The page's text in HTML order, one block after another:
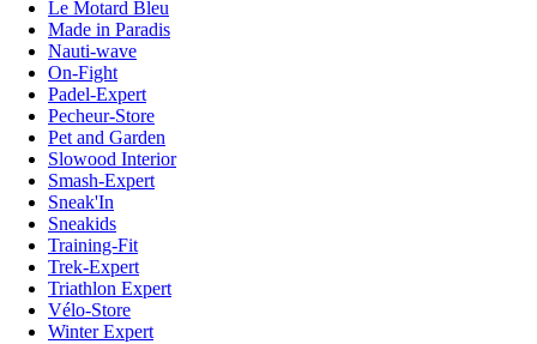
Le Motard Bleu
Made in Paradis
Nauti-wave
On-Fight
Padel-Expert
Pecheur-Store
Pet and Garden
Slowood Interior
Smash-Expert
Sneak'In
Sneakids
Training-Fit
Trek-Expert
Triathlon Expert
Vélo-Store
Winter Expert